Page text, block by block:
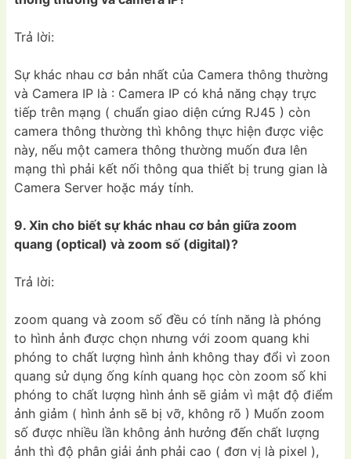
Trả lời:
Sự khác nhau cơ bản nhất của Camera thông thường
và Camera IP là : Camera IP có khả năng chạy trực
tiếp trên mạng ( chuẩn giao diện cứng RJ45 ) còn
camera thông thường thì không thực hiện được việc
này, nếu một camera thông thường muốn đưa lên
mạng thì phải kết nối thông qua thiết bị trung gian là
Camera Server hoặc máy tính.
9. Xin cho biết sự khác nhau cơ bản giữa zoom
quang (optical) và zoom số (digital)?
Trả lời:
zoom quang và zoom số đều có tính năng là phóng
to hình ảnh được chọn nhưng với zoom quang khi
phóng to chất lượng hình ảnh không thay đổi vì zoon
quang sử dụng ống kính quang học còn zoom số khi
phóng to chất lượng hình ảnh sẽ giảm vì mật độ điểm
ảnh giảm ( hình ảnh sẽ bị vỡ, không rõ ) Muốn zoom
số được nhiều lần không ảnh hưởng đến chất lượng
ảnh thì độ phân giải ảnh phải cao ( đơn vị là pixel ),